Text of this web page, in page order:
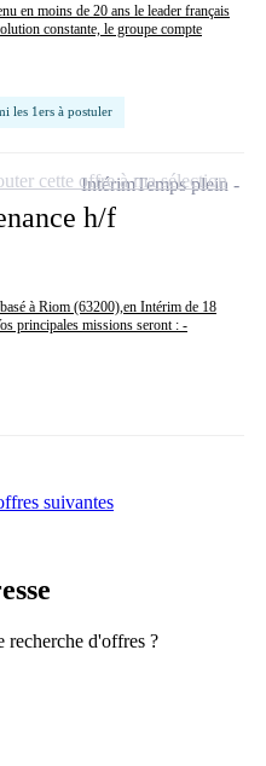
en moins de 20 ans le leader français
constante, le groupe compte
les 1ers à postuler
h/f
à Riom (63200),en Intérim de 18
principales missions seront : -
IntérimTemps plein
cette offre à ma sélection
suivantes
recherche d'offres ?